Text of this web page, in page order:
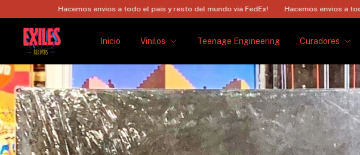
Hacemos envios a todo el pais y resto del mundo via FedEx! Hacemos envios a todo el pais y
Inicio Vinilos Teenage Engineering Curadores